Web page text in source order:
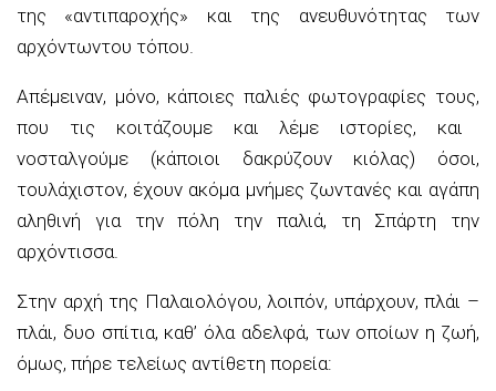
της «αντιπαροχής» και της ανευθυνότητας των
αρχόντωντου τόπου
Απέμειναν, μόνο, κάποιες παλιές φωτογραφίες τους,
που τις κοιτάζουμε και λέμε ιστορίες, και
νοσταλγούμε (κάποιοι δακρύζουν κιόλας) όσοι,
τουλάχιστον, έχουν ακόμα μνήμες ζωντανές και αγάπη
αληθινή για την πόλη την παλιά, τη Σπάρτη την
αρχόντισσα.
Στην αρχή της Παλαιολόγου, λοιπόν, υπάρχουν, πλάι –
πλάι, δυο σπίτια, καθ’ όλα αδελφά, των οποίων η ζωή,
όμως, πήρε τελείως αντίθετη πορεία: